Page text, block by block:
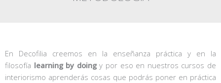
En Decofilia creemos en la enseñanza práctica y en la
filosofía learning by doingy por eso en nuestros cursos de
interiorismo aprenderás cosas que podrás poner en práctica